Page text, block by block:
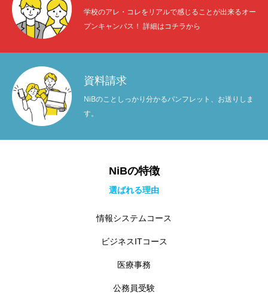
学校のアレ・コレをリアルで感じることが出来るオー
プンキャンパス！ 詳細はコチラから
資料請求
NiBのことしっかり分かるパンフレット、お送りしま
す。
NiBの特徴
選ばれる理由
情報システムコース
ビジネスITコース
医療事務
公務員受験